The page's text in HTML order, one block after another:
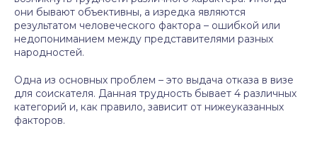
они бывают объективны, а изредка являются
результатом человеческого фактора – ошибкой или
недопониманием между представителями разных
народностей.
Одна из основных проблем – это выдача отказа в визе
для соискателя. Данная трудность бывает 4 различных
категорий и, как правило, зависит от нижеуказанных
факторов.